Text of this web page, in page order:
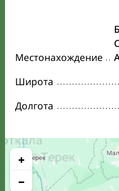
Местонахождение
Широта
Долгота
+
−